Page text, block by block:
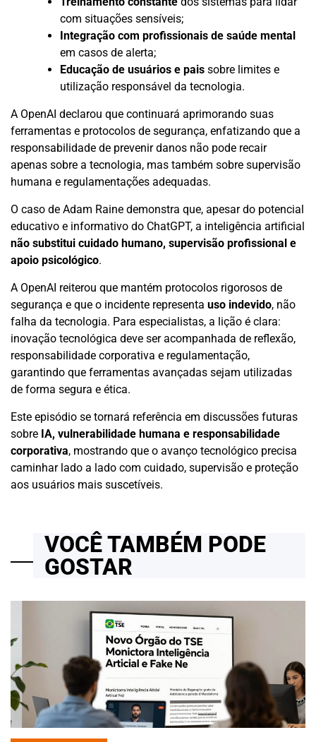
com situações sensíveis;
Integração com profissionais de saúde mental
em casos de alerta;
Educação de usuários e pais sobre limites e
utilização responsável da tecnologia.
A OpenAI declarou que continuará aprimorando suas
ferramentas e protocolos de segurança, enfatizando que a
responsabilidade de prevenir danos não pode recair
apenas sobre a tecnologia, mas também sobre supervisão
humana e regulamentações adequadas.
O caso de Adam Raine demonstra que, apesar do potencial
educativo e informativo do ChatGPT, a inteligência artificial
não substitui cuidado humano, supervisão profissional e
apoio psicológico.
A OpenAI reiterou que mantém protocolos rigorosos de
segurança e que o incidente representa uso indevido, não
falha da tecnologia. Para especialistas, a lição é clara:
inovação tecnológica deve ser acompanhada de reflexão,
responsabilidade corporativa e regulamentação,
garantindo que ferramentas avançadas sejam utilizadas
de forma segura e ética.
Este episódio se tornará referência em discussões futuras
sobre IA, vulnerabilidade humana e responsabilidade
corporativa, mostrando que o avanço tecnológico precisa
caminhar lado a lado com cuidado, supervisão e proteção
aos usuários mais suscetíveis.
VOCÊ TAMBÉM PODE
GOSTAR